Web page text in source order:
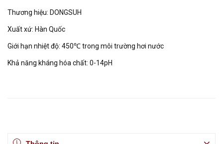
Thương hiệu: DONGSUH
Xuất xứ: Hàn Quốc
Giới hạn nhiệt độ: 450℃ trong môi trường hơi nước
Khả năng kháng hóa chất: 0-14pH